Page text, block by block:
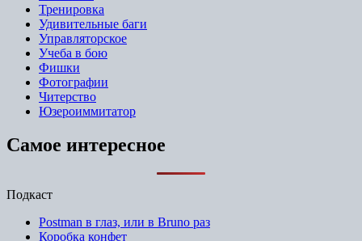
Тренировка
Удивительные баги
Управляторское
Учеба в бою
Фишки
Фотографии
Читерство
Юзероиммитатор
Самое интересное
Подкаст
Postman в глаз, или в Bruno раз
Коробка конфет